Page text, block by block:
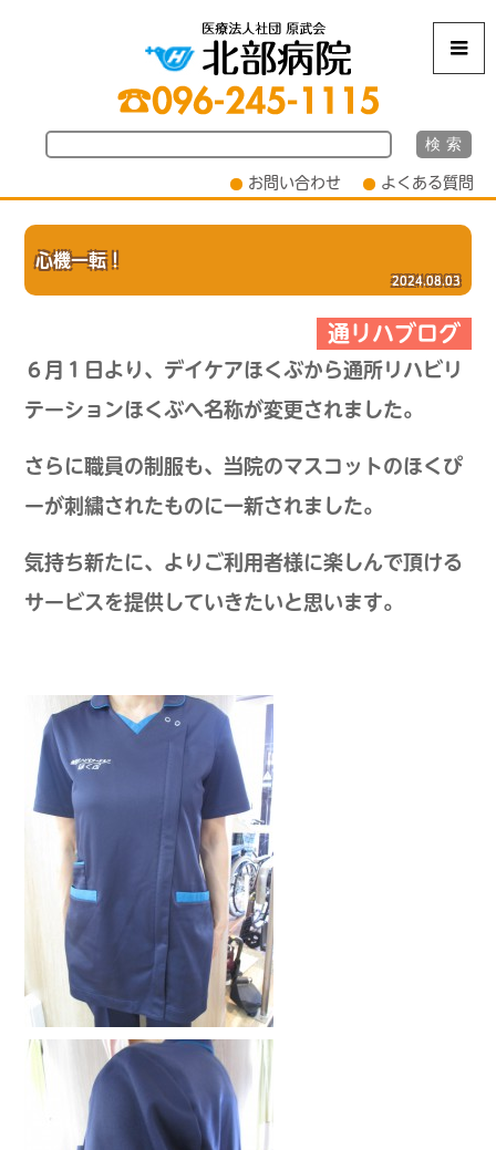
よくある質問
お問い合わせ
心機一転！
2024.08.03
通リハブログ
６月１日より、デイケアほくぶから通所リハビリ
テーションほくぶへ名称が変更されました。
さらに職員の制服も、当院のマスコットのほくぴ
ーが刺繍されたものに一新されました。
気持ち新たに、よりご利用者様に楽しんで頂ける
サービスを提供していきたいと思います。